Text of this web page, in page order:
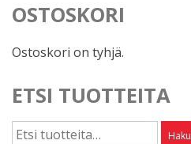
OSTOSKORI
Ostoskori on tyhjä.
ETSI TUOTTEITA
Etsi: Haku